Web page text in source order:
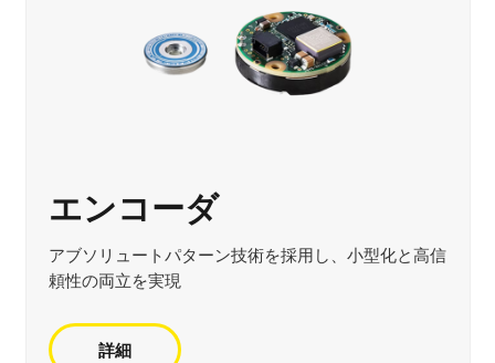
エンコーダ
アブソリュートパターン技術を採用し、小型化と高信
頼性の両立を実現
詳細